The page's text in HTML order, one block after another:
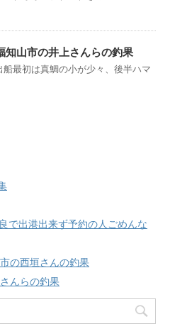
知山市の井上さんらの釣果
船最初は真鯛の小が少々、後半ハマ
で出港出来ず予約の人ごめんな
の西垣さんの釣果
んらの釣果